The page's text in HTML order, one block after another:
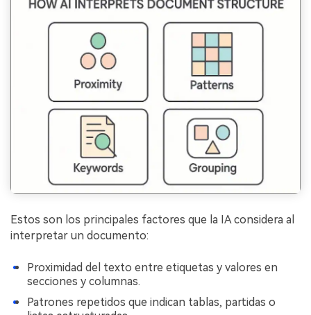
Estos son los principales factores que la IA considera al
interpretar un documento:
Proximidad del texto entre etiquetas y valores en
secciones y columnas.
Patrones repetidos que indican tablas, partidas o